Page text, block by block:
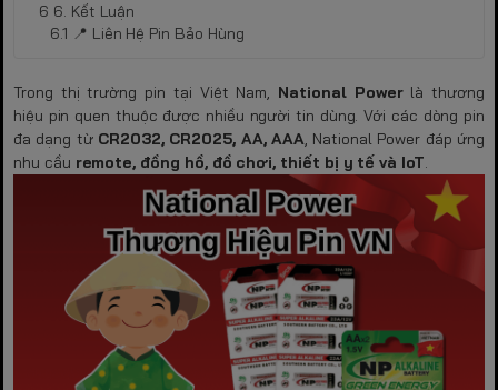
6. Kết Luận
📍 Liên Hệ Pin Bảo Hùng
Trong thị trường pin tại Việt Nam, National Powerlà thương
hiệu pin quen thuộc được nhiều người tin dùng. Với các dòng pin
đa dạng từ CR2032, CR2025, AA, AAA, National Power đáp ứng
nhu cầu remote, đồng hồ, đồ chơi, thiết bị y tế và IoT.